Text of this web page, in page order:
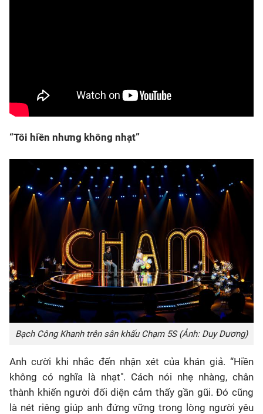
“Tôi hiền nhưng không nhạt”
Bạch Công Khanh trên sân khấu Chạm 5S (Ảnh: Duy Dương)
Anh cười khi nhắc đến nhận xét của khán giả. “Hiền
không có nghĩa là nhạt". Cách nói nhẹ nhàng, chân
thành khiến người đối diện cảm thấy gần gũi. Đó cũng
là nét riêng giúp anh đứng vững trong lòng người yêu